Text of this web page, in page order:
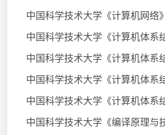
中国科学技术大学《计算机网络
中国科学技术大学《计算机体系
中国科学技术大学《计算机体系
中国科学技术大学《计算机体系
中国科学技术大学《计算机体系
中国科学技术大学《编译原理与